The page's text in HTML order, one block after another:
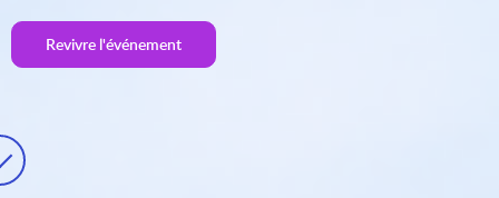
Revivre l'événement